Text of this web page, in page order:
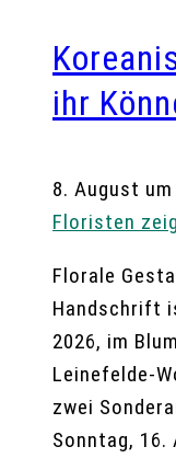
ihr
8. August um
Floristen
Florale
Handschrift
2026, im
Leinefelde-
zwei
Sonntag,